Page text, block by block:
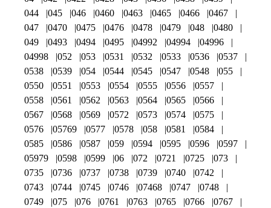
044
045 046 0460 0463 0465 0466
0467
047
0470 0475 0476 0478 0479 048
0480
049
0493 0494 0495 04992 04994
04996
04998
052 053 0531 0532 0533 0536
0537
0538
0539 054 0544 0545 0547 0548
055
0550
0551 0553 0554 0555 0556
0557
0558
0561 0562 0563 0564 0565
0566
0567
0568 0569 0572 0573 0574
0575
0576
05769 0577 0578 058 0581
0584
0585
0586 0587 059 0594 0595 0596
0597
05979
0598 0599 06 072 0721 0725
073
0735
0736 0737 0738 0739 0740
0742
0743
0744 0745 0746 07468 0747
0748
0749
075 076 0761 0763 0765 0766
0767